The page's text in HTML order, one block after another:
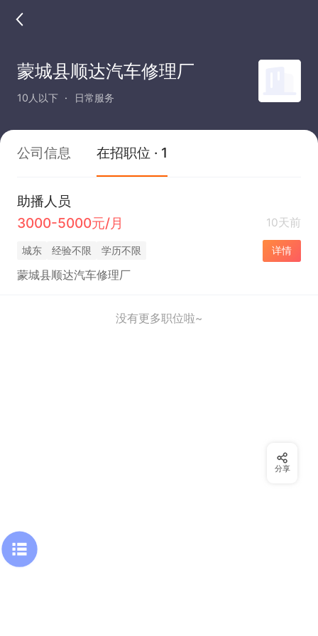
蒙城县顺达汽车修理厂
10人以下 日常服务
公司信息 在招职位 · 1
助播人员
3000-5000元/月
10天前
城东 经验不限 学历不限 详情
蒙城县顺达汽车修理厂
没有更多职位啦~
分享